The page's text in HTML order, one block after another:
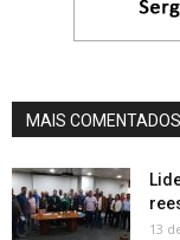
MAIS COMENTADOS
13